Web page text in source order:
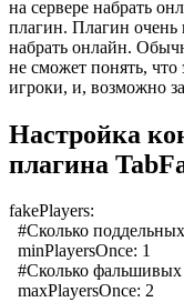
на сервере набрать
плагин. Плагин
набрать онлайн.
не сможет понять,
игроки, и, возможно
Настройка
плагина
fakePlayers:
#Сколько
minPlayersOnce: 1
#Сколько фальшивых
maxPlayersOnce: 2